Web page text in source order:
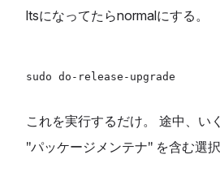
ltsになってたらnormalにする。
これを実行するだけ。 途中、い
"パッケージメンテナ" を含む選択